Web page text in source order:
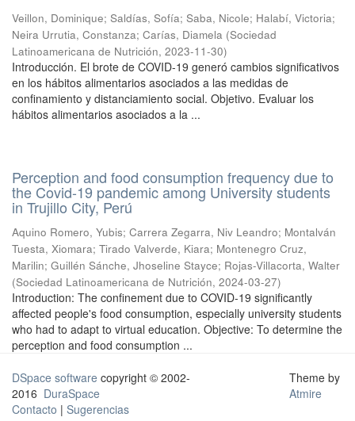
Veillon, Dominique; Saldías, Sofía; Saba, Nicole; Halabí, Victoria;
Neira Urrutia, Constanza; Carías, Diamela (Sociedad
Latinoamericana de Nutrición, 2023-11-30)
Introducción. El brote de COVID-19 generó cambios significativos
en los hábitos alimentarios asociados a las medidas de
confinamiento y distanciamiento social. Objetivo. Evaluar los
hábitos alimentarios asociados a la ...
Perception and food consumption frequency due to
the Covid-19 pandemic among University students
in Trujillo City, Perú
Aquino Romero, Yubis; Carrera Zegarra, Niv Leandro; Montalván
Tuesta, Xiomara; Tirado Valverde, Kiara; Montenegro Cruz,
Marilin; Guillén Sánche, Jhoseline Stayce; Rojas-Villacorta, Walter
(Sociedad Latinoamericana de Nutrición, 2024-03-27)
Introduction: The confinement due to COVID-19 significantly
affected people's food consumption, especially university students
who had to adapt to virtual education. Objective: To determine the
perception and food consumption ...
DSpace software copyright © 2002-
2016 DuraSpace
Contacto | Sugerencias
Theme by
Atmire